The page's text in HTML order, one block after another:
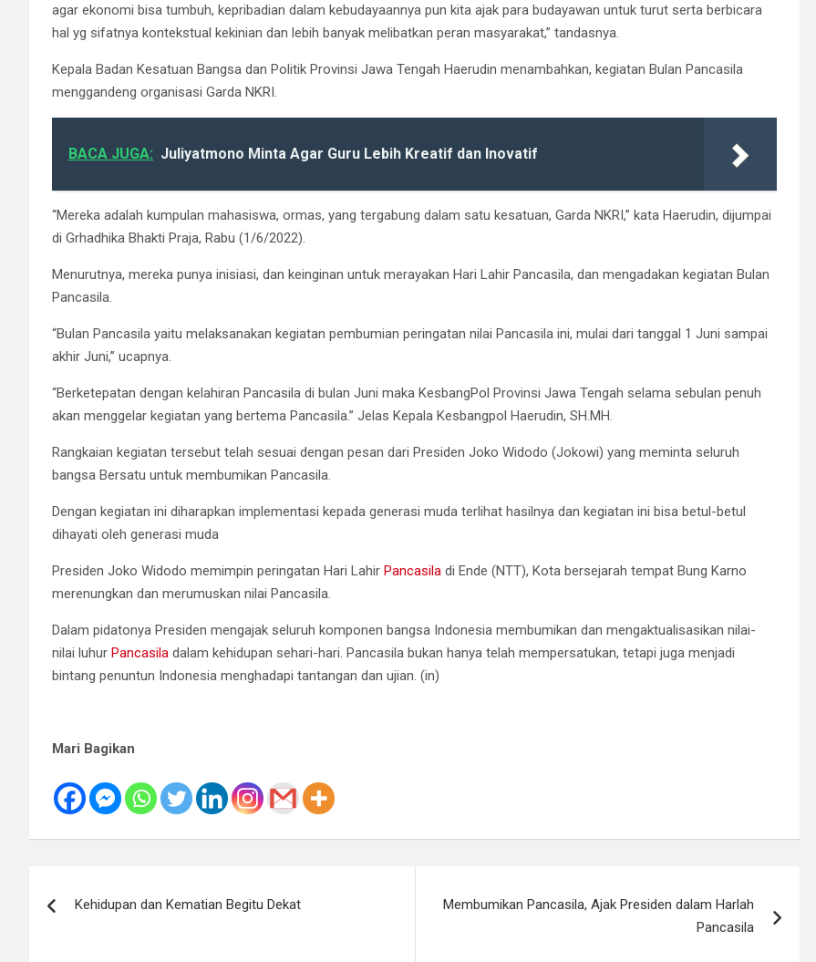
agar ekonomi bisa tumbuh, kepribadian dalam kebudayaannya pun kita ajak para budayawan untuk turut serta berbicara
hal yg sifatnya kontekstual kekinian dan lebih banyak melibatkan peran masyarakat,” tandasnya.
Kepala Badan Kesatuan Bangsa dan Politik Provinsi Jawa Tengah Haerudin menambahkan, kegiatan Bulan Pancasila
menggandeng organisasi Garda NKRI.
BACA JUGA: Juliyatmono Minta Agar Guru Lebih Kreatif dan Inovatif
“Mereka adalah kumpulan mahasiswa, ormas, yang tergabung dalam satu kesatuan, Garda NKRI,” kata Haerudin, dijumpai
di Grhadhika Bhakti Praja, Rabu (1/6/2022).
Menurutnya, mereka punya inisiasi, dan keinginan untuk merayakan Hari Lahir Pancasila, dan mengadakan kegiatan Bulan
Pancasila.
“Bulan Pancasila yaitu melaksanakan kegiatan pembumian peringatan nilai Pancasila ini, mulai dari tanggal 1 Juni sampai
akhir Juni,” ucapnya.
“Berketepatan dengan kelahiran Pancasila di bulan Juni maka KesbangPol Provinsi Jawa Tengah selama sebulan penuh
akan menggelar kegiatan yang bertema Pancasila.” Jelas Kepala Kesbangpol Haerudin, SH.MH.
Rangkaian kegiatan tersebut telah sesuai dengan pesan dari Presiden Joko Widodo (Jokowi) yang meminta seluruh
bangsa Bersatu untuk membumikan Pancasila.
Dengan kegiatan ini diharapkan implementasi kepada generasi muda terlihat hasilnya dan kegiatan ini bisa betul-betul
dihayati oleh generasi muda
Presiden Joko Widodo memimpin peringatan Hari Lahir Pancasila di Ende (NTT), Kota bersejarah tempat Bung Karno
merenungkan dan merumuskan nilai Pancasila.
Dalam pidatonya Presiden mengajak seluruh komponen bangsa Indonesia membumikan dan mengaktualisasikan nilai-
nilai luhur Pancasila dalam kehidupan sehari-hari. Pancasila bukan hanya telah mempersatukan, tetapi juga menjadi
bintang penuntun Indonesia menghadapi tantangan dan ujian. (in)
Mari Bagikan
posKehidupan dan Kematian Begitu Dekat
Membumikan Pancasila, Ajak Presiden dalam Harlah
Pancasila